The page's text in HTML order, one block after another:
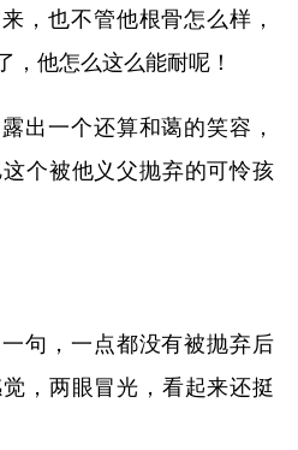
，也不管他根骨怎么样，
，他怎么这么能耐呢！
出一个还算和蔼的笑容，
个被他义父抛弃的可怜孩
句，一点都没有被抛弃后
，两眼冒光，看起来还挺